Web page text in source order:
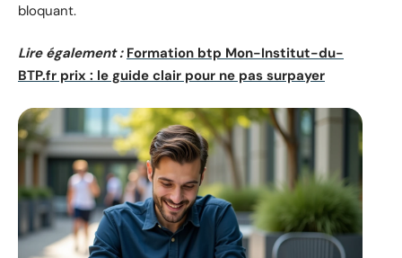
bloquant.
Lire également : Formation btp Mon-Institut-du-
BTP.fr prix : le guide clair pour ne pas surpayer